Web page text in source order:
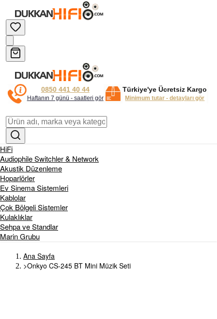
0850 441 40 44
Haftanın 7 günü - saatleri gör
Türkiye'ye Ücretsiz Kargo
Minimum tutar - detayları gör
HiFi
Audiophile Switchler & Network
Akustik Düzenleme
Hoparlörler
Ev Sinema Sistemleri
Kablolar
Çok Bölgeli Sistemler
Kulaklıklar
Sehpa ve Standlar
Marin Grubu
Ana Sayfa
>Onkyo CS-245 BT Mini Müzik Seti